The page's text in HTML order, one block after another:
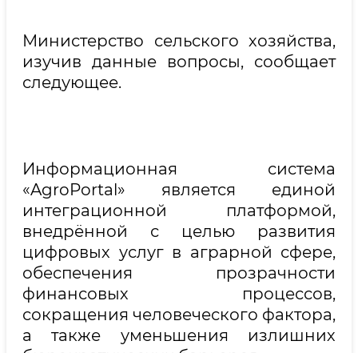
Министерство сельского хозяйства,
изучив данные вопросы, сообщает
следующее.
Информационная система
«AgroPortal» является единой
интеграционной платформой,
внедрённой с целью развития
цифровых услуг в аграрной сфере,
обеспечения прозрачности
финансовых процессов,
сокращения человеческого фактора,
а также уменьшения излишних